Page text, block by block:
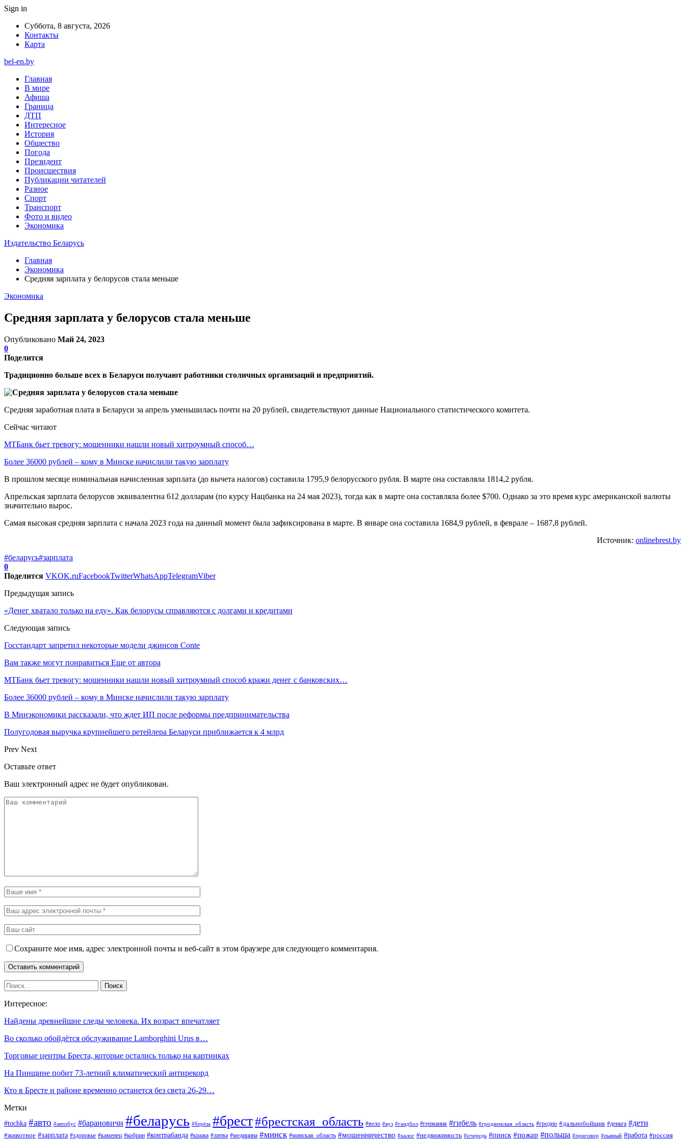
Sign in
Суббота, 8 августа, 2026
Контакты
Карта
bel-en.by
Главная
В мире
Афиша
Граница
ДТП
Интересное
История
Общество
Погода
Президент
Происшествия
Публикации читателей
Разное
Спорт
Транспорт
Фото и видео
Экономика
Издательство Беларусь
Главная
Экономика
Средняя зарплата у белорусов стала меньше
Экономика
Средняя зарплата у белорусов стала меньше
Опубликовано Май 24, 2023
0
Поделится
Традиционно больше всех в Беларуси получают работники столичных организаций и предприятий.
Средняя заработная плата в Беларуси за апрель уменьшилась почти на 20 рублей, свидетельствуют данные Национального статистического комитета.
Сейчас читают
МТБанк бьет тревогу: мошенники нашли новый хитроумный способ…
Более 36000 рублей – кому в Минске начислили такую зарплату
В прошлом месяце номинальная начисленная зарплата (до вычета налогов) составила 1795,9 белорусского рубля. В марте она составляла 1814,2 рубля.
Апрельская зарплата белорусов эквивалентна 612 долларам (по курсу Нацбанка на 24 мая 2023), тогда как в марте она составляла более $700. Однако за это время курс американской валюты
значительно вырос.
Самая высокая средняя зарплата с начала 2023 года на данный момент была зафиксирована в марте. В январе она составила 1684,9 рублей, в феврале – 1687,8 рублей.
Источник: onlinebrest.by
#беларусь#зарплата
0
Поделится VKOK.ruFacebookTwitterWhatsAppTelegramViber
Предыдущая запись
«Денег хватало только на еду». Как белорусы справляются с долгами и кредитами
Следующая запись
Госстандарт запретил некоторые модели джинсов Conte
Вам также могут понравиться Еще от автора
МТБанк бьет тревогу: мошенники нашли новый хитроумный способ кражи денег с банковских…
Более 36000 рублей – кому в Минске начислили такую зарплату
В Минэкономики рассказали, что ждет ИП после реформы предпринимательства
Полугодовая выручка крупнейшего ретейлера Беларуси приближается к 4 млрд
Prev Next
Оставьте ответ
Ваш электронный адрес не будет опубликован.
Сохраните мое имя, адрес электронной почты и веб-сайт в этом браузере для следующего комментария.
Интересное:
Найдены древнейшие следы человека. Их возраст впечатляет
Во сколько обойдётся обслуживание Lamborghini Urus в…
Торговые центры Бреста, которые остались только на картинках
На Пинщине побит 73-летний климатический антирекорд
Кто в Бресте и районе временно останется без света 26-29…
Метки
#tochka #авто #автобус #барановичи #беларусь #берёза #брест#брестская_область #вело #вуз #гандбол #германия #гибель #гродненская_область #гродно #дальнобойщик #деньга #дети
#животное #зарплата #здоровье #каменец #кобрин #контрабанда #кража #литва #медицина #минск #минская_область #мошенничество #налог #недвижимость #очередь #пинск #пожар #польша #приговор #пьяный #работа #россия